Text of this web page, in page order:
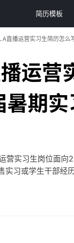
简历模板
直播运营实习生简历怎么
运营
期实
营实习生岗位面
实习或学生干部经